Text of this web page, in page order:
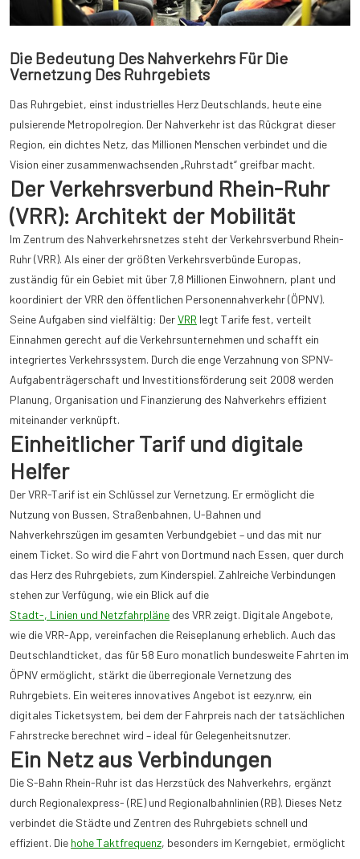
Die Bedeutung Des Nahverkehrs Für Die
Vernetzung Des Ruhrgebiets
Das Ruhrgebiet, einst industrielles Herz Deutschlands, heute eine
pulsierende Metropolregion. Der Nahverkehr ist das Rückgrat dieser
Region, ein dichtes Netz, das Millionen Menschen verbindet und die
Vision einer zusammenwachsenden „Ruhrstadt“ greifbar macht.
Der Verkehrsverbund Rhein-Ruhr
(VRR): Architekt der Mobilität
Im Zentrum des Nahverkehrsnetzes steht der Verkehrsverbund Rhein-
Ruhr (VRR). Als einer der größten Verkehrsverbünde Europas,
zuständig für ein Gebiet mit über 7,8 Millionen Einwohnern, plant und
koordiniert der VRR den öffentlichen Personennahverkehr (ÖPNV).
Seine Aufgaben sind vielfältig: DerVRR legt Tarife fest, verteilt
Einnahmen gerecht auf die Verkehrsunternehmen und schafft ein
integriertes Verkehrssystem. Durch die enge Verzahnung von SPNV-
Aufgabenträgerschaft und Investitionsförderung seit 2008 werden
Planung, Organisation und Finanzierung des Nahverkehrs effizient
miteinander verknüpft.
Einheitlicher Tarif und digitale
Helfer
Der VRR-Tarif ist ein Schlüssel zur Vernetzung. Er ermöglicht die
Nutzung von Bussen, Straßenbahnen, U-Bahnen und
Nahverkehrszügen im gesamten Verbundgebiet – und das mit nur
einem Ticket. So wird die Fahrt von Dortmund nach Essen, quer durch
das Herz des Ruhrgebiets, zum Kinderspiel. Zahlreiche Verbindungen
stehen zur Verfügung, wie ein Blick auf die
Stadt-, Linien und Netzfahrpläne des VRR zeigt. Digitale Angebote,
wie die VRR-App, vereinfachen die Reiseplanung erheblich. Auch das
Deutschlandticket, das für 58 Euro monatlich bundesweite Fahrten im
ÖPNV ermöglicht, stärkt die überregionale Vernetzung des
Ruhrgebiets. Ein weiteres innovatives Angebot ist eezy.nrw, ein
digitales Ticketsystem, bei dem der Fahrpreis nach der tatsächlichen
Fahrstrecke berechnet wird – ideal für Gelegenheitsnutzer.
Ein Netz aus Verbindungen
Die S-Bahn Rhein-Ruhr ist das Herzstück des Nahverkehrs, ergänzt
durch Regionalexpress- (RE) und Regionalbahnlinien (RB). Dieses Netz
verbindet die Städte und Zentren des Ruhrgebiets schnell und
effizient. Die hohe Taktfrequenz, besonders im Kerngebiet, ermöglicht